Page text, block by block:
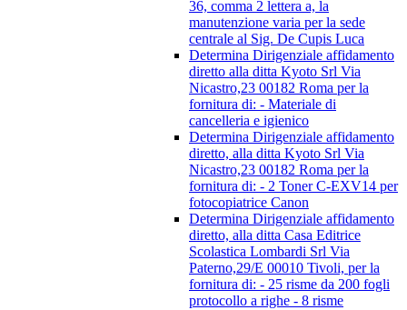
36, comma 2 lettera a, la
manutenzione varia per la sede
centrale al Sig. De Cupis Luca
Determina Dirigenziale affidamento
diretto alla ditta Kyoto Srl Via
Nicastro,23 00182 Roma per la
fornitura di: - Materiale di
cancelleria e igienico
Determina Dirigenziale affidamento
diretto, alla ditta Kyoto Srl Via
Nicastro,23 00182 Roma per la
fornitura di: - 2 Toner C-EXV14 per
fotocopiatrice Canon
Determina Dirigenziale affidamento
diretto, alla ditta Casa Editrice
Scolastica Lombardi Srl Via
Paterno,29/E 00010 Tivoli, per la
fornitura di: - 25 risme da 200 fogli
protocollo a righe - 8 risme